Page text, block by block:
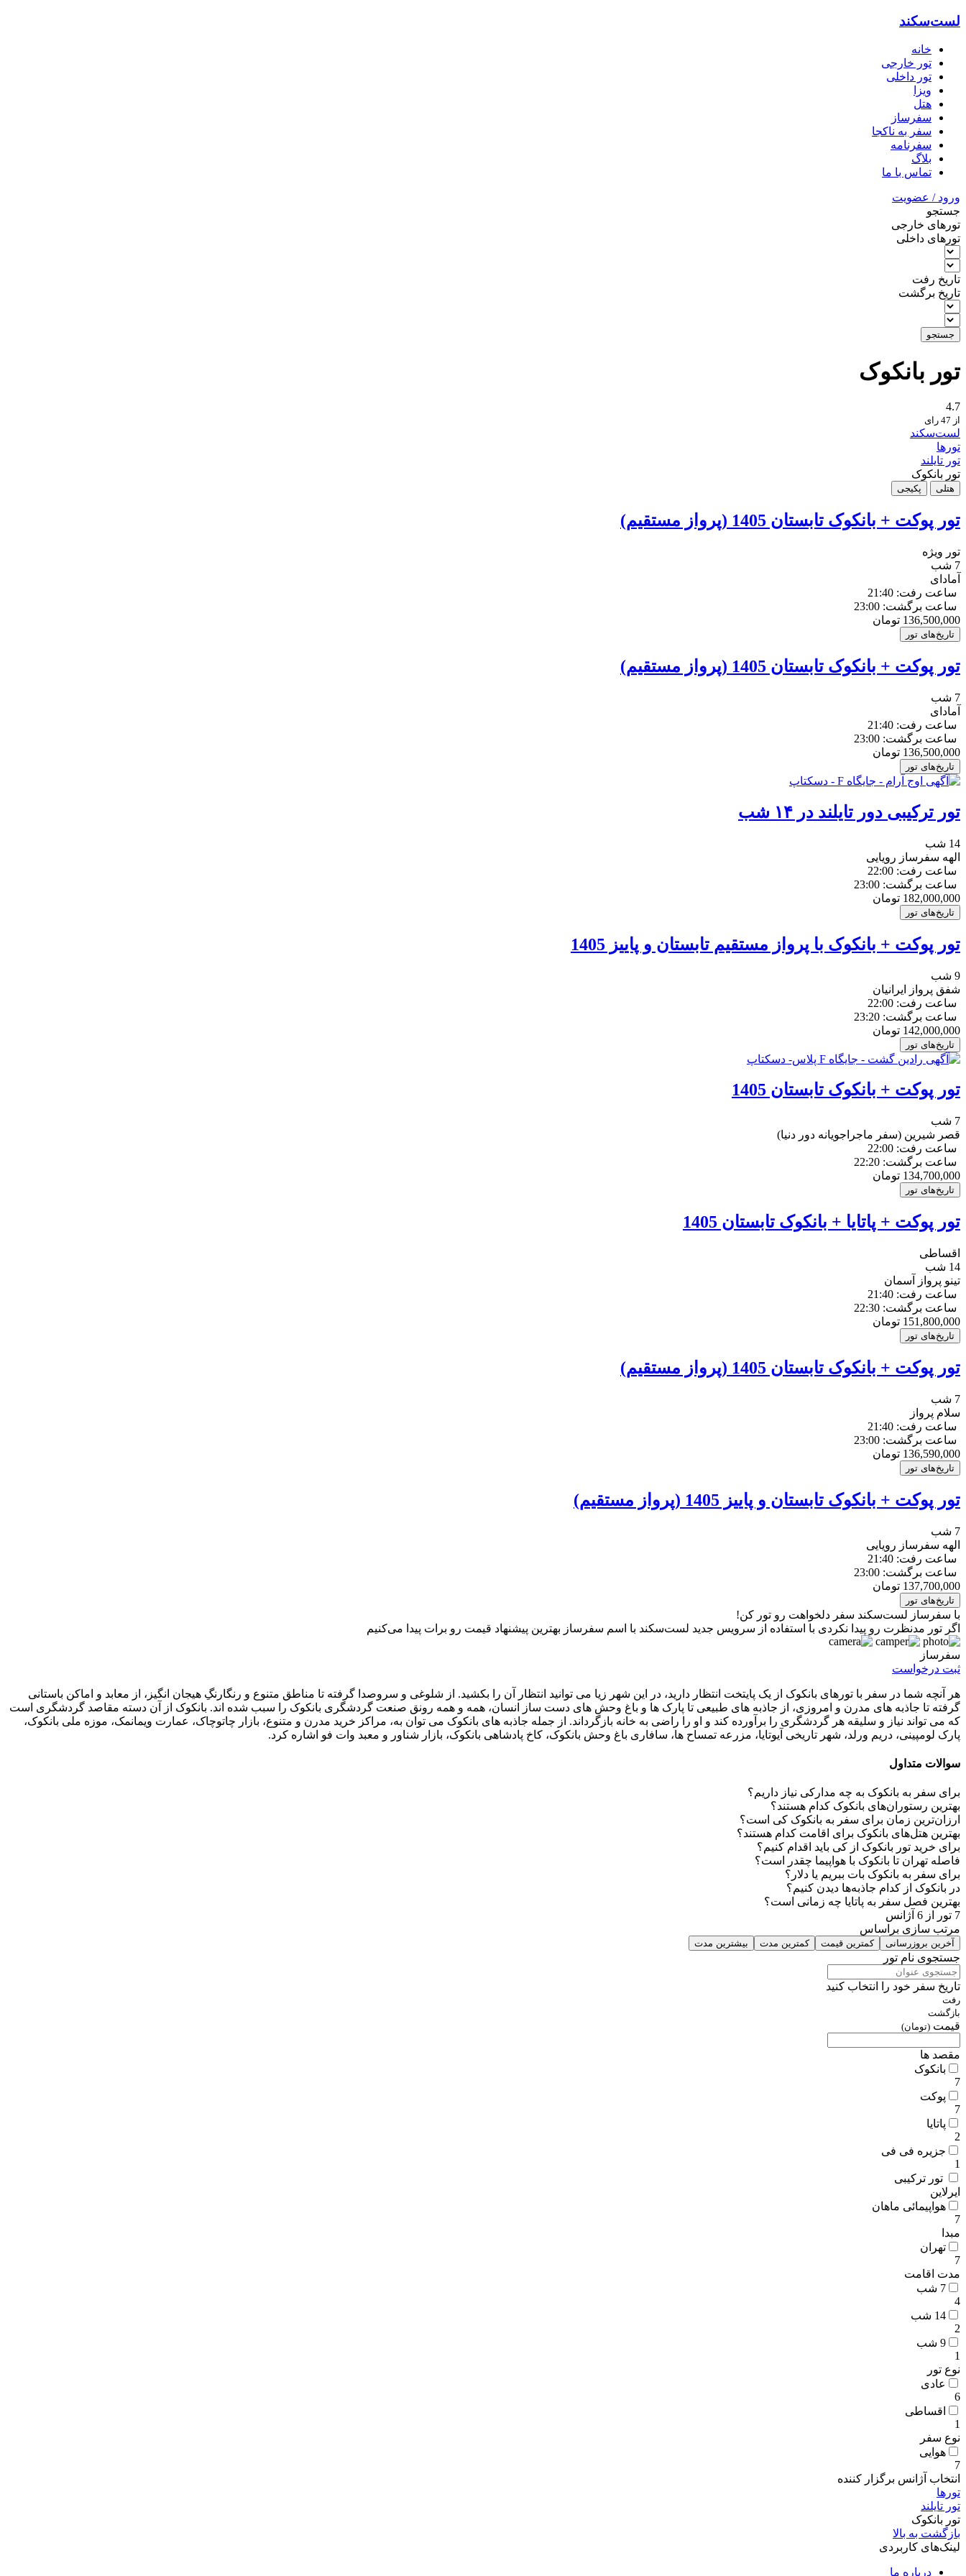
لست‌سکند
خانه
تور خارجی
تور داخلی
ویزا
هتل‌
سفرساز
سفر به ناکجا
سفرنامه
بلاگ
تماس با ما
ورود / عضویت
جستجو
تورهای خارجی
تورهای داخلی
تاریخ رفت
تاریخ برگشت
جستجو
تور بانکوک
4.7
از 47 رای
لست‌سکند
تورها
تور تایلند
تور بانکوک
هتلی پکیجی
تور پوکت + بانکوک تابستان 1405 (پرواز مستقیم)
تور ویژه
7 شب
آمادای
ساعت رفت: 21:40
ساعت برگشت: 23:00
136,500,000 تومان
تاریخ‌های تور
تور پوکت + بانکوک تابستان 1405 (پرواز مستقیم)
7 شب
آمادای
ساعت رفت: 21:40
ساعت برگشت: 23:00
136,500,000 تومان
تاریخ‌های تور
تور ترکیبی دور تایلند در ۱۴ شب
14 شب
الهه سفرساز رویایی
ساعت رفت: 22:00
ساعت برگشت: 23:00
182,000,000 تومان
تاریخ‌های تور
تور پوکت + بانکوک با پرواز مستقیم تابستان و پاییز 1405
9 شب
شفق پرواز ایرانیان
ساعت رفت: 22:00
ساعت برگشت: 23:20
142,000,000 تومان
تاریخ‌های تور
تور پوکت + بانکوک تابستان 1405
7 شب
قصر شیرین (سفر ماجراجویانه دور دنیا)
ساعت رفت: 22:00
ساعت برگشت: 22:20
134,700,000 تومان
تاریخ‌های تور
تور پوکت + پاتایا + بانکوک تابستان 1405
اقساطی
14 شب
تینو پرواز آسمان
ساعت رفت: 21:40
ساعت برگشت: 22:30
151,800,000 تومان
تاریخ‌های تور
تور پوکت + بانکوک تابستان 1405 (پرواز مستقیم)
7 شب
سلام پرواز
ساعت رفت: 21:40
ساعت برگشت: 23:00
136,590,000 تومان
تاریخ‌های تور
تور پوکت + بانکوک تابستان و پاییز 1405 (پرواز مستقیم)
7 شب
الهه سفرساز رویایی
ساعت رفت: 21:40
ساعت برگشت: 23:00
137,700,000 تومان
تاریخ‌های تور
با سفرساز لست‌سکند سفر دلخواهت رو تور کن!
اگر تور مدنظرت رو پیدا نکردی با استفاده از سرویس جدید لست‌سکند با اسم سفرساز بهترین پیشنهاد قیمت رو برات پیدا می‌کنیم
سفرساز
ثبت درخواست
هر آنچه شما در سفر با تورهای بانکوک از یک پایتخت انتظار دارید، در این شهر زیا می توانید انتظار آن را بکشید. از شلوغی و سروصدا گرفته تا مناطق متنوع و رنگارنگِ هیجان انگیز، از معابد و اماکن باستانی
گرفته تا جاذبه های مدرن و امروزی، از جاذبه های طبیعی تا پارک ها و باغ وحش های دست ساز انسان، همه و همه رونق صنعت گردشگری بانکوک را سبب شده اند. بانکوک از آن دسته مقاصد گردشگری است
که می تواند نیاز و سلیقه هر گردشگری را برآورده کند و او را راضی به خانه بازگرداند. از جمله جاذبه های بانکوک می توان به، مراکز خرید مدرن و متنوع، بازار چاتوچاک، عمارت ویمانمک، موزه ملی بانکوک،
پارک لومپینی، دریم ورلد، شهر تاریخی آیوتایا، مزرعه تمساح ها، سافاری باغ وحش بانکوک، کاخ پادشاهی بانکوک، بازار شناور و معبد وات فو اشاره کرد.
سوالات متداول
برای سفر به بانکوک به چه مدارکی نیاز داریم؟
بهترین رستوران‌های بانکوک کدام هستند؟
ارزان‌ترین زمان برای سفر به بانکوک کی است؟
بهترین هتل‌های بانکوک برای اقامت کدام هستند؟
برای خرید تور بانکوک از کی باید اقدام کنیم؟
فاصله تهران تا بانکوک با هواپیما چقدر است؟
برای سفر به بانکوک بات ببریم یا دلار؟
در بانکوک از کدام جاذبه‌ها دیدن کنیم؟
بهترین فصل سفر به پاتایا چه زمانی است؟
7 تور از 6 آژانس
مرتب سازی براساس
آخرین بروزرسانی کمترین قیمت کمترین مدت بیشترین مدت
جستجوی نام تور
تاریخ سفر خود را انتخاب کنید
رفت
بازگشت
قیمت (تومان)
مقصد ها
بانکوک
7
پوکت
7
پاتایا
2
جزیره فی فی
1
تور ترکیبی
ایرلاین
هواپیمائی ماهان
7
مبدا
تهران
7
مدت اقامت
7 شب
4
14 شب
2
9 شب
1
نوع تور
عادی
6
اقساطی
1
نوع سفر
هوایی
7
انتخاب آژانس برگزار کننده
تورها
تور تایلند
تور بانکوک
بازگشت به بالا
لینک‌های کاربردی
درباره ما